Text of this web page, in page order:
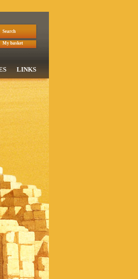
Search
My basket
LINKS